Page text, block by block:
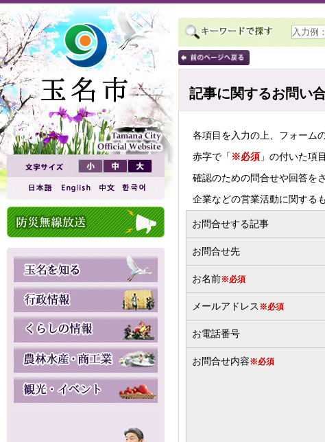
記事に関するお問い
各項目を入力の上、フォーム
赤字で「 ※必須 」の付いた項
確認のための問合せや回答を
企業などの営業活動に関する
お問合せする記事
お問合せ先
お名前※必須
メールアドレス ※必須
お電話番号
お問合せ内容※必須